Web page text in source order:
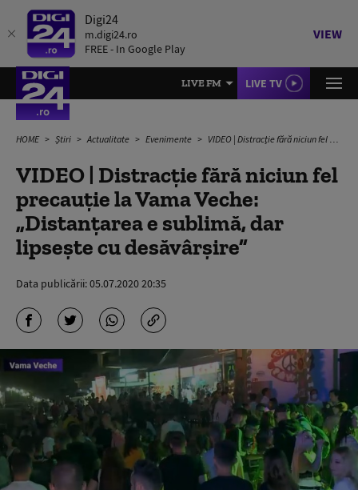
Digi24
m.digi24.ro
FREE - In Google Play
VIEW
LIVE FM LIVE TV
HOME Știri Actualitate Evenimente VIDEO | Distracție fără niciun fel precauție la Vama Veche: „Distanțarea e sublimă, dar lipsește cu desăvârșire”
VIDEO | Distracție fără niciun fel
precauție la Vama Veche:
„Distanțarea e sublimă, dar
lipsește cu desăvârșire”
Data publicării:05.07.2020 20:35